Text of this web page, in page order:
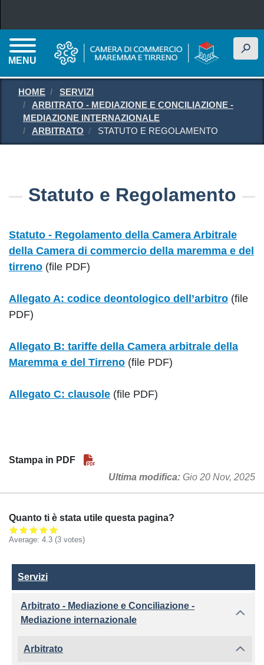
MENU
h
HOME
SERVIZI
ARBITRATO - MEDIAZIONE E CONCILIAZIONE -
MEDIAZIONE INTERNAZIONALE
ARBITRATO
STATUTO E REGOLAMENTO
Statuto e Regolamento
Statuto - Regolamento della Camera Arbitrale
della Camera di commercio della maremma e del
tirreno (file PDF)
Allegato A: codice deontologico dell’arbitro (file
PDF)
Allegato B: tariffe della Camera arbitrale della
Maremma e del Tirreno (file PDF)
Allegato C: clausole (file PDF)
Stampa in PDF
Ultima modifica Gio 20 Nov, 2025
Quanto ti è stata utile questa pagina?
Average: 4.3 (3 votes)
Servizi
Servizi
Arbitrato - Mediazione e Conciliazione -
Mediazione internazionale
Arbitrato